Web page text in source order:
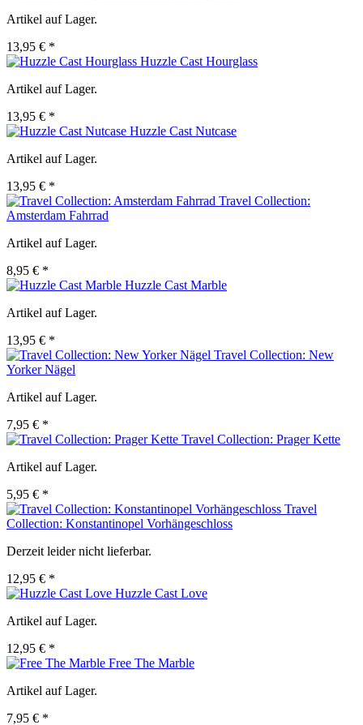
Artikel auf Lager.
13,95 € *
Huzzle Cast Hourglass
Artikel auf Lager.
13,95 € *
Huzzle Cast Nutcase
Artikel auf Lager.
13,95 € *
Travel Collection:
Amsterdam Fahrrad
Artikel auf Lager.
8,95 € *
Huzzle Cast Marble
Artikel auf Lager.
13,95 € *
Travel Collection: New
Yorker Nägel
Artikel auf Lager.
7,95 € *
Travel Collection: Prager Kette
Artikel auf Lager.
5,95 € *
Travel
Collection: Konstantinopel Vorhängeschloss
Derzeit leider nicht lieferbar.
12,95 € *
Huzzle Cast Love
Artikel auf Lager.
12,95 € *
Free The Marble
Artikel auf Lager.
7,95 € *